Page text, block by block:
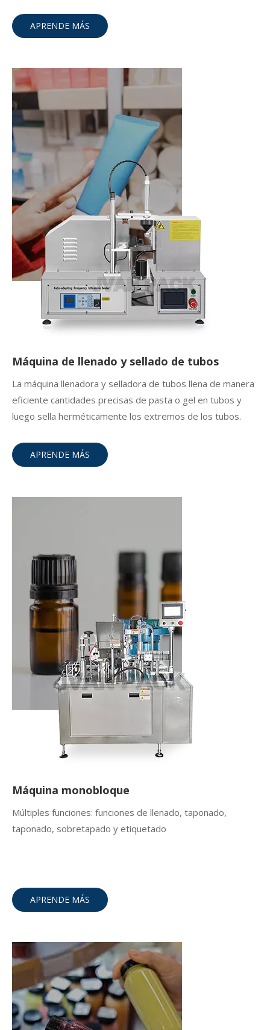
APRENDE MÁS
Máquina de llenado y sellado de tubos
La máquina llenadora y selladora de tubos llena de manera
eficiente cantidades precisas de pasta o gel en tubos y
luego sella herméticamente los extremos de los tubos.
APRENDE MÁS
Máquina monobloque
Múltiples funciones: funciones de llenado, taponado,
taponado, sobretapado y etiquetado
APRENDE MÁS